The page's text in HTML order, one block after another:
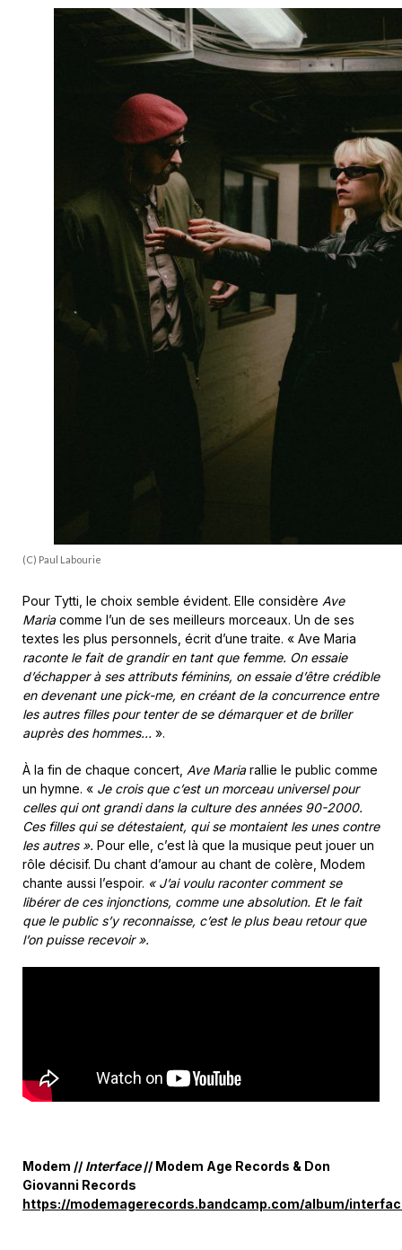
(C) Paul Labourie
Pour Tytti, le choix semble évident. Elle considère Ave
Mariacomme l’un de ses meilleurs morceaux. Un de ses
textes les plus personnels, écrit d’une traite. « Ave Maria
raconte le fait de grandir en tant que femme. On essaie
d’échapper à ses attributs féminins, on essaie d’être crédible
en devenant une pick-me, en créant de la concurrence entre
les autres filles pour tenter de se démarquer et de briller
auprès des hommes… ».
À la fin de chaque concert, Ave Mariarallie le public comme
un hymne. « Je crois que c’est un morceau universel pour
celles qui ont grandi dans la culture des années 90-2000.
Ces filles qui se détestaient, qui se montaient les unes contre
les autres ». Pour elle, c’est là que la musique peut jouer un
rôle décisif. Du chant d’amour au chant de colère, Modem
chante aussi l’espoir. « J’ai voulu raconter comment se
libérer de ces injonctions, comme une absolution. Et le fait
que le public s’y reconnaisse, c’est le plus beau retour que
l’on puisse recevoir ».
Modem // Interface// Modem Age Records & Don
Giovanni Records
https://modemagerecords.bandcamp.com/album/